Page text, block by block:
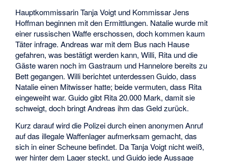
Hauptkommissarin Tanja Voigt und Kommissar Jens
Hoffman beginnen mit den Ermittlungen. Natalie wurde mit
einer russischen Waffe erschossen, doch kommen kaum
Täter infrage. Andreas war mit dem Bus nach Hause
gefahren, was bestätigt werden kann, Willi, Rita und die
Gäste waren noch im Gastraum und Hannelore bereits zu
Bett gegangen. Willi berichtet unterdessen Guido, dass
Natalie einen Mitwisser hatte; beide vermuten, dass Rita
eingeweiht war. Guido gibt Rita 20.000 Mark, damit sie
schweigt, doch bringt Andreas ihm das Geld zurück.
Kurz darauf wird die Polizei durch einen anonymen Anruf
auf das illegale Waffenlager aufmerksam gemacht, das
sich in einer Scheune befindet. Da Tanja Voigt nicht weiß,
wer hinter dem Lager steckt, und Guido jede Aussage